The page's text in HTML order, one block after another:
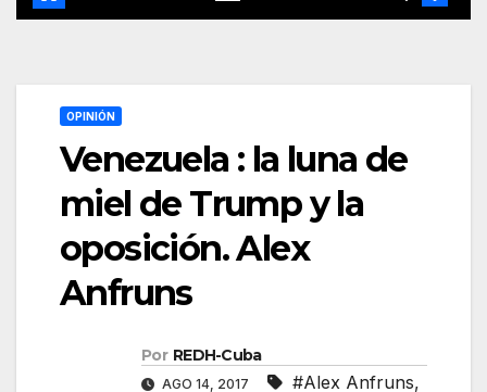
OPINIÓN
Venezuela : la luna de
miel de Trump y la
oposición. Alex
Anfruns
Por REDH-Cuba
AGO 14, 2017 #Alex Anfruns,